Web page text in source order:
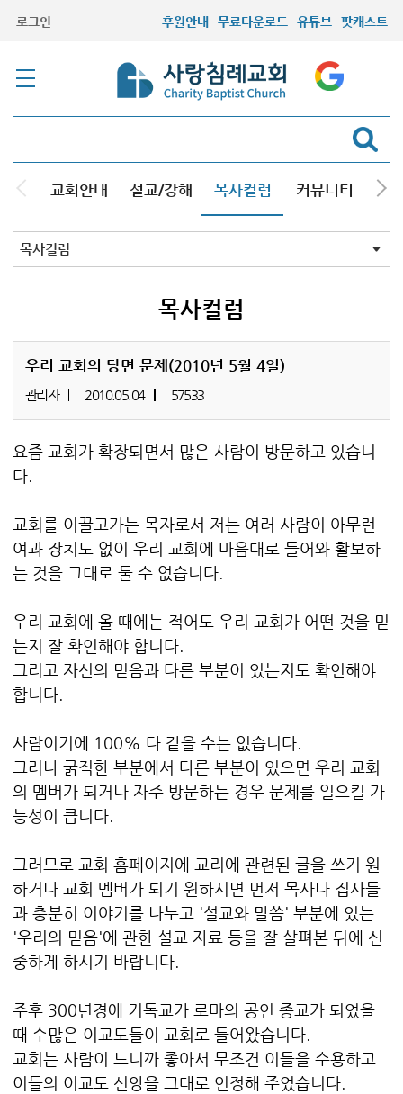
로그인 후원안내 무료다운로드 유튜브 팟캐스트
교회안내 설교/강해 목사컬럼 커뮤니티 기
목사컬럼
목사컬럼
우리 교회의 당면 문제(2010년 5월 4일)
관리자 2010.05.04 57533
요즘 교회가 확장되면서 많은 사람이 방문하고 있습니
다.
교회를 이끌고가는 목자로서 저는 여러 사람이 아무런
여과 장치도 없이 우리 교회에 마음대로 들어와 활보하
는 것을 그대로 둘 수 없습니다.
우리 교회에 올 때에는 적어도 우리 교회가 어떤 것을 믿
는지 잘 확인해야 합니다.
그리고 자신의 믿음과 다른 부분이 있는지도 확인해야
합니다.
사람이기에 100% 다 같을 수는 없습니다.
그러나 굵직한 부분에서 다른 부분이 있으면 우리 교회
의 멤버가 되거나 자주 방문하는 경우 문제를 일으킬 가
능성이 큽니다.
그러므로 교회 홈페이지에 교리에 관련된 글을 쓰기 원
하거나 교회 멤버가 되기 원하시면 먼저 목사나 집사들
과 충분히 이야기를 나누고 '설교와 말씀' 부분에 있는
'우리의 믿음'에 관한 설교 자료 등을 잘 살펴본 뒤에 신
중하게 하시기 바랍니다.
주후 300년경에 기독교가 로마의 공인 종교가 되었을
때 수많은 이교도들이 교회로 들어왔습니다.
교회는 사람이 느니까 좋아서 무조건 이들을 수용하고
이들의 이교도 신앙을 그대로 인정해 주었습니다.